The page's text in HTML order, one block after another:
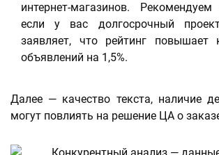
интернет-магазинов.
если у вас долгосрочный
заявляет, что рейтинг повышает
объявлений на 1,5%.
Далее — качество текста, наличие
могут повлиять на решение ЦА о